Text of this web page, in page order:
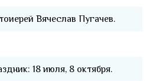
Вячеслав Пугачев.
18 июля, 8 октября.